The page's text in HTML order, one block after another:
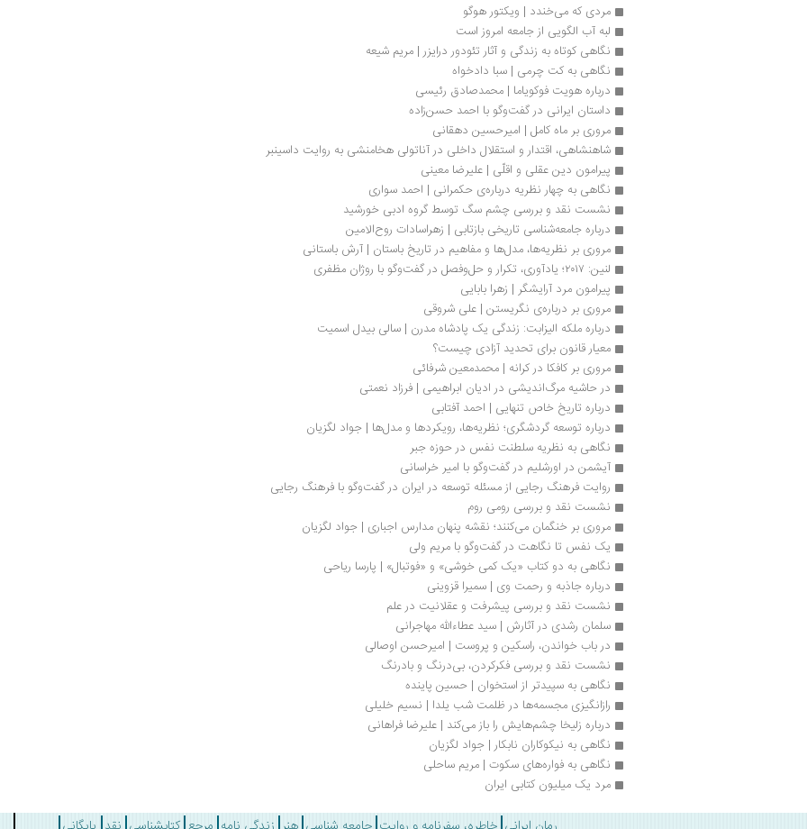
مردی که می‌خندد | ویکتور هوگو
لبه آب الگویی از جامعه امروز است
نگاهی کوتاه به زندگی و آثار تئودور درایزر | مریم شیعه
نگاهی به کت چرمی | سبا دادخواه
درباره هویت فوکویاما | محمدصادق رئیسی
داستان ایرانی در گفت‌وگو با احمد حسن‌زاده
مروری بر ماه‌ کامل | امیرحسین دهقانی
شاهنشاهی، اقتدار و استقلال داخلی در آناتولی هخامنشی به روایت داسینبر
پیرامون دین عقلی و اقلّی | علیرضا معینی
نگاهی به چهار نظریه درباره‌ی حکمرانی | احمد سواری
نشست نقد و بررسی چشم سگ توسط گروه ادبی خورشید
درباره جامعه‌شناسی تاریخی بازتابی | زهراسادات روح‌الامین
مروری بر نظریه‌ها، مدل‌ها و مفاهیم در تاریخ باستان | آرش باستانی
لنین: ۲۰۱۷؛ یادآوری، تکرار و حل‌وفصل در گفت‌وگو با روژان مظفری
پیرامون مرد آرایشگر | زهرا بابایی
مروری بر درباره‌ی نگریستن | علی شروقی
درباره ملکه الیزابت: زندگی یک پادشاه مدرن | سالی بیدل اسمیت
معیار قانون برای تحدید آزادی چیست؟
مروری بر کافکا در کرانه | محمدمعین شرفائی
در حاشیه مرگ‌اندیشی در ادیان ابراهیمی | فرزاد نعمتی
درباره تاریخ خاص تنهایی | احمد آفتابی
درباره توسعه گردشگری؛ نظریه‌ها، رویکردها و مدل‌ها | جواد لگزیان
نگاهی به نظریه سلطنت نفس در حوزه جبر
آیشمن در اورشلیم در گفت‌وگو با امیر خراسانی
روایت فرهنگ رجایی از مسئله توسعه در ایران در گفت‌وگو با فرهنگ رجایی
نشست نقد و بررسی رومی روم
مروری بر خنگمان می‌کنند؛ نقشه پنهان مدارس اجباری | جواد لگزیان
یک نفس تا نگاهت در گفت‌وگو با مریم ولی
نگاهی به دو کتاب «یک ‌کمی خوشی» و «فوتبال» | پارسا ریاحی
درباره جاذبه و رحمت وی | سمیرا قزوینی
نشست نقد و بررسی پیشرفت و عقلانیت در علم
سلمان رشدی در آثارش | سید عطاءالله مهاجرانی
در باب خواندن، راسکین و پروست | امیر‌حسن اوصالی
نشست نقد و بررسی فکر‌کردن، بی‌درنگ و بادرنگ
نگاهی به سپیدتر از استخوان | حسین پاینده
رازانگیزی مجسمه‌ها در ظلمت شب یلدا | نسیم خلیلی
درباره زلیخا چشم‌هایش را باز می‌کند | علیرضا فراهانی
نگاهی به نیکوکاران نابکار | جواد لگزیان
نگاهی به فواره‌های سکوت | مریم ساحلی
مرد یک میلیون کتابی ایران